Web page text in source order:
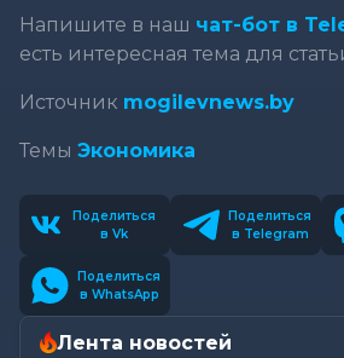
Напишите в наш чат-бот в
есть интересная тема для
Источник mogilevnews.by
Темы Экономика
Поделиться
в Vk
Поделиться
в Telegram
Поделиться
в WhatsApp
Лента новостей